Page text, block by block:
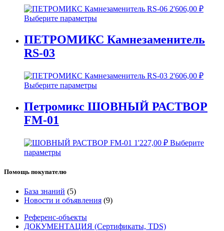
2'606,00 ₽
Выберите параметры
ПЕТРОМИКС Камнезаменитель
RS-03
2'606,00 ₽
Выберите параметры
Петромикс ШОВНЫЙ РАСТВОР
FM-01
1'227,00 ₽ Выберите
параметры
Помощь покупателю
База знаний (5)
Новости и объявления (9)
Референс-объекты
ДОКУМЕНТАЦИЯ (Сертификаты, TDS)